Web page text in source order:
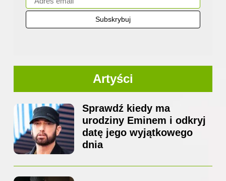
Artyści
Sprawdź kiedy ma
urodziny Eminem i odkryj
datę jego wyjątkowego
dnia